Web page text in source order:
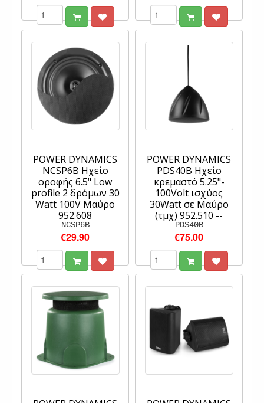
POWER DYNAMICS
NCSP6B Ηχείο
οροφής 6.5" Low
profile 2 δρόμων 30
Watt 100V Μαύρο
952.608
NCSP6B
€29.90
POWER DYNAMICS
PDS40B Ηχείο
κρεμαστό 5.25"-
100Volt ισχύος
30Watt σε Μαύρο
(τμχ) 952.510 --
PDS40B
€75.00